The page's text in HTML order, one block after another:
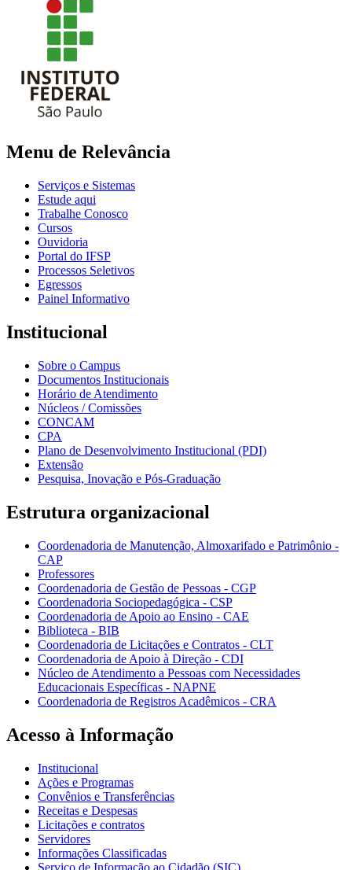
Menu de Relevância
Serviços e Sistemas
Estude aqui
Trabalhe Conosco
Cursos
Ouvidoria
Portal do IFSP
Processos Seletivos
Egressos
Painel Informativo
Institucional
Sobre o Campus
Documentos Institucionais
Horário de Atendimento
Núcleos / Comissões
CONCAM
CPA
Plano de Desenvolvimento Institucional (PDI)
Extensão
Pesquisa, Inovação e Pós-Graduação
Estrutura organizacional
Coordenadoria de Manutenção, Almoxarifado e Patrimônio -
CAP
Professores
Coordenadoria de Gestão de Pessoas - CGP
Coordenadoria Sociopedagógica - CSP
Coordenadoria de Apoio ao Ensino - CAE
Biblioteca - BIB
Coordenadoria de Licitações e Contratos - CLT
Coordenadoria de Apoio à Direção - CDI
Núcleo de Atendimento a Pessoas com Necessidades
Educacionais Específicas - NAPNE
Coordenadoria de Registros Acadêmicos - CRA
Acesso à Informação
Institucional
Ações e Programas
Convênios e Transferências
Receitas e Despesas
Licitações e contratos
Servidores
Informações Classificadas
Serviço de Informação ao Cidadão (SIC)